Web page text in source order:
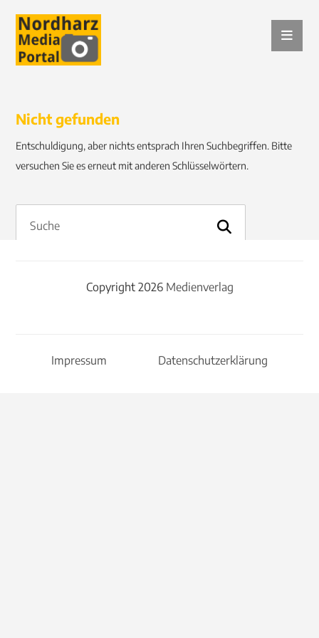
Nicht gefunden
Entschuldigung, aber nichts entsprach Ihren Suchbegriffen. Bitte
versuchen Sie es erneut mit anderen Schlüsselwörtern.
Copyright 2026 Medienverlag
Impressum Datenschutzerklärung